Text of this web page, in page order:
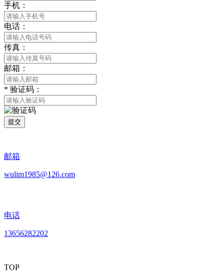
手机：
电话：
传真：
邮箱：
* 验证码：
提交
邮箱
wulim1985@126.com
电话
13656282202
TOP